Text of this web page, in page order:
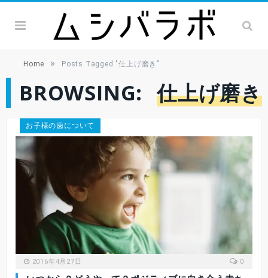
Home » Posts Tagged "仕上げ磨き"
BROWSING: 仕上げ磨き
お子様の歯について
2016年4月27日 0